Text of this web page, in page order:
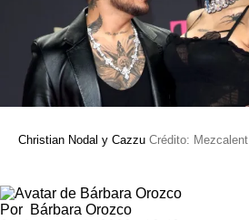
Christian Nodal y Cazzu Crédito: Mezcalent
Por Bárbara Orozco